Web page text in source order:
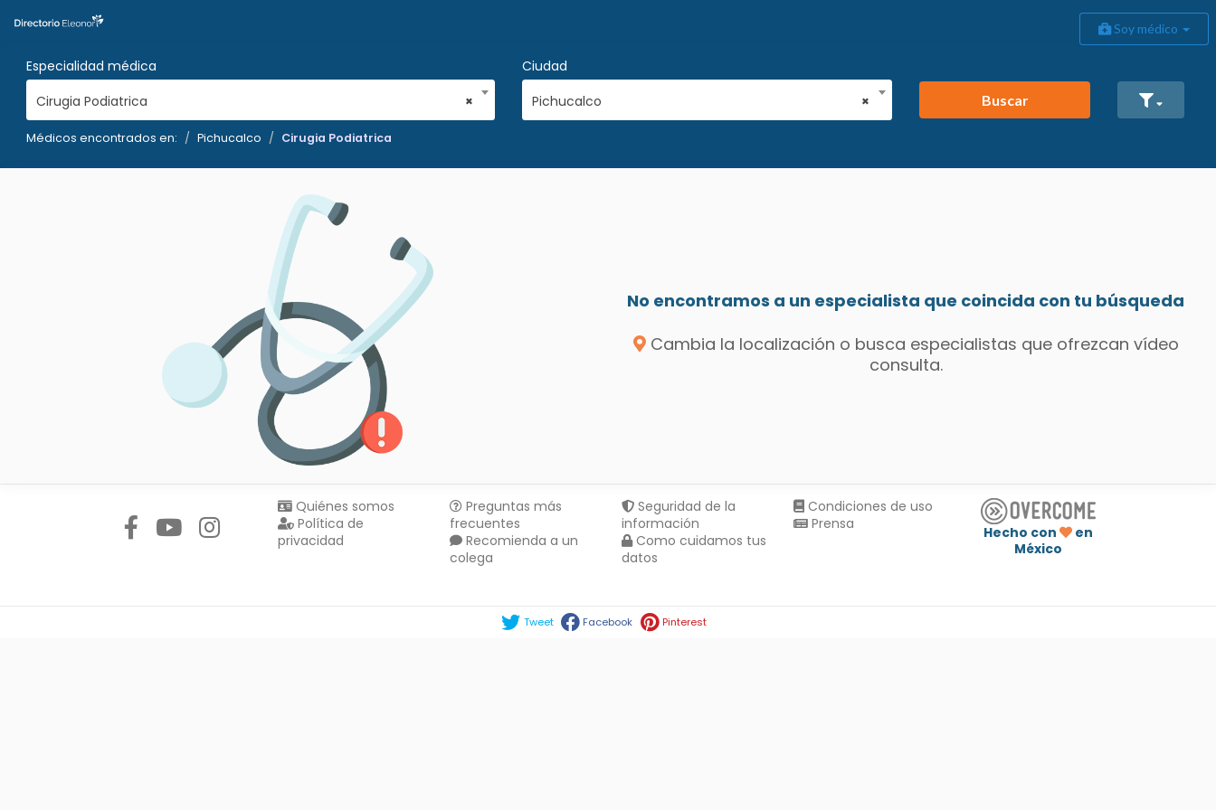
Soy médico
Especialidad médica
×
Cirugia Podiatrica
Ciudad
×
Pichucalco Buscar
Médicos encontrados en: Pichucalco Cirugia Podiatrica
No encontramos a un especialista que coincida con tu búsqueda
Cambia la localización o busca especialistas que ofrezcan vídeo
consulta.
Quiénes somos
Política de
privacidad
Preguntas más
frecuentes
Recomienda a un
colega
Seguridad de la
información
Como cuidamos tus
datos
Condiciones de uso
Prensa
Hecho con
en
México
Tweet Facebook Pinterest